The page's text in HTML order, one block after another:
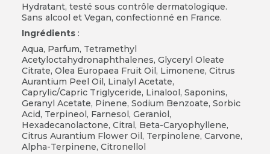
Hydratant, testé sous contrôle dermatologique.
Sans alcool et Vegan, confectionné en France.
Ingrédients:
Aqua, Parfum, Tetramethyl
Acetyloctahydronaphthalenes, Glyceryl Oleate
Citrate, Olea Europaea Fruit Oil, Limonene, Citrus
Aurantium Peel Oil, Linalyl Acetate,
Caprylic/Capric Triglyceride, Linalool, Saponins,
Geranyl Acetate, Pinene, Sodium Benzoate, Sorbic
Acid, Terpineol, Farnesol, Geraniol,
Hexadecanolactone, Citral, Beta-Caryophyllene,
Citrus Aurantium Flower Oil, Terpinolene, Carvone,
Alpha-Terpinene, Citronellol